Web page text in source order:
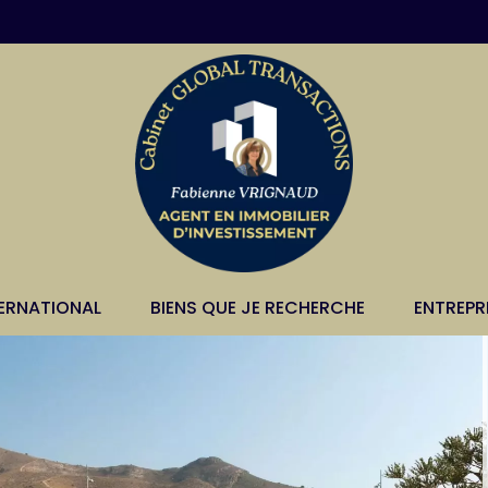
BIENS QUE JE RECHERCHE